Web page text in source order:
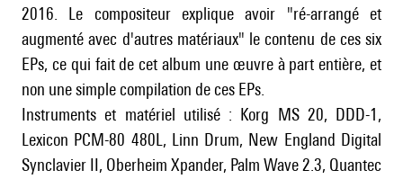
2016. Le compositeur explique avoir "ré-arrangé et
augmenté avec d'autres matériaux" le contenu de ces six
EPs, ce qui fait de cet album une œuvre à part entière, et
non une simple compilation de ces EPs.
Instruments et matériel utilisé : Korg MS 20, DDD-1,
Lexicon PCM-80 480L, Linn Drum, New England Digital
Synclavier II, Oberheim Xpander, Palm Wave 2.3, Quantec